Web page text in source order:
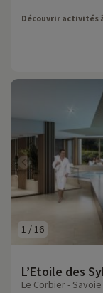
Découvrir activités
1 / 16
L’Etoile des
Le Corbier - Savoie